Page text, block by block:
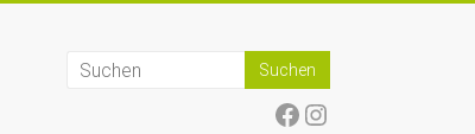
Facebook
Instagram